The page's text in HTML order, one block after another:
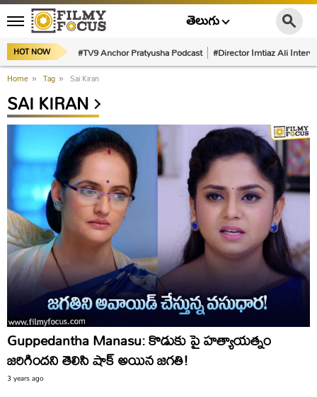
తెలుగు
HOT NOW #TV9 Anchor Pratyusha Podcast #Director Imtiaz Ali
Home » Tag » Sai Kiran
SAI KIRAN
Guppedantha Manasu: కొడుకు పై హత్యాయత్నం
జరిగిందని తెలిసి షాక్ అయిన జగతి!
3 years ago